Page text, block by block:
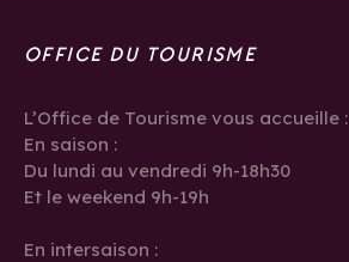
OFFICE DU TOURISME
L’Office de Tourisme vous accueille :
En saison :
Du lundi au vendredi 9h-18h30
Et le weekend 9h-19h
En intersaison :